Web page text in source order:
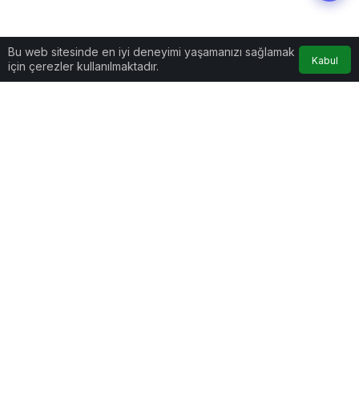
Bu web sitesinde en iyi deneyimi yaşamanızı sağlamak
için çerezler kullanılmaktadır.
Kabul